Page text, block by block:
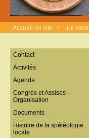
Accueil du site > Le karst
Contact
Activités
Agenda
Congrès et Assises -
Organisation
Documents
Histoire de la spéléologie
locale